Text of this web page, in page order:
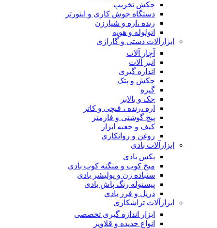
چکش تخریب
دستگاه جوش کاری و اینورتر
رنده ،اره و شیارزن
اتولوله و هویه
ابزارآلات دستی و گاراژی
آچار آلات
انبر آلات
اندازه گیری
چکش و پتک
گیره
جک و بالابر
اره ،رنده ، قیچی و کاتر
پیچ گوشتی و فازمتر
کیف و جعبه ابزار
روغن و روانکاری
ابزارآلات بادی
بکس بادی
میخ کوب و منگنه کوب بادی
سنباده زن و پولیشر بادی
پیستوله رنگ پاش بادی
دریل و فرز بادی
ابزارآلات تراشکاری
ابزار اندازه گیری تخصصی
انواع حدیده و قلاویز